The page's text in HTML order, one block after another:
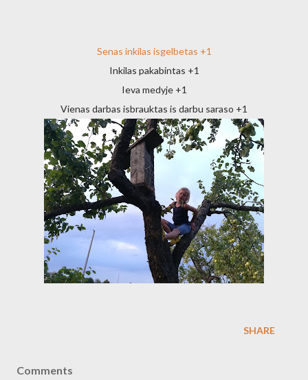
Senas inkilas isgelbetas +1
Inkilas pakabintas +1
Ieva medyje +1
Vienas darbas isbrauktas is darbu saraso +1
SHARE
Comments